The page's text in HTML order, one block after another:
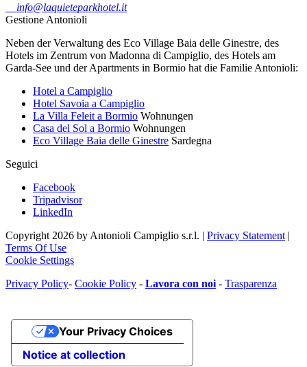
info@laquieteparkhotel.it
Gestione Antonioli
Neben der Verwaltung des Eco Village Baia delle Ginestre, des
Hotels im Zentrum von Madonna di Campiglio, des Hotels am
Garda-See und der Apartments in Bormio hat die Familie Antonioli:
Hotel a Campiglio
Hotel Savoia a Campiglio
La Villa Feleit a Bormio Wohnungen
Casa del Sol a Bormio Wohnungen
Eco Village Baia delle Ginestre Sardegna
Seguici
Facebook
Tripadvisor
LinkedIn
Copyright 2026 by Antonioli Campiglio s.r.l. | Privacy Statement |
Terms Of Use
Cookie Settings
Privacy Policy- Cookie Policy - Lavora con noi - Trasparenza
Notice at collection
Your Privacy Choices